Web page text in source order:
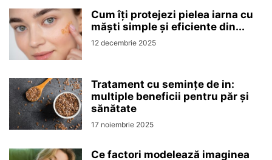
Cum îți protejezi pielea iarna cu
măști simple și eficiente din...
12 decembrie 2025
Tratament cu semințe de in:
multiple beneficii pentru păr și
sănătate
17 noiembrie 2025
Ce factori modelează imaginea